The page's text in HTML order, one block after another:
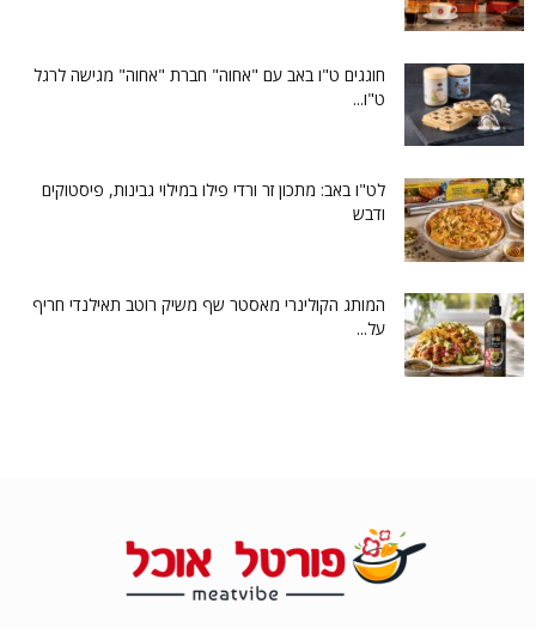
חוגגים ט"ו באב עם "אחוה" חברת "אחוה" מגישה לרגל
ט"ו...
לט"ו באב: מתכון זר ורדי פילו במילוי גבינות, פיסטוקים
ודבש
המותג הקולינרי מאסטר שף משיק רוטב תאילנדי חריף
על...